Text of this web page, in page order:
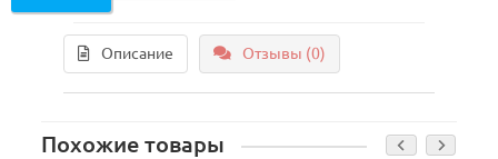
Описание Отзывы (0)
Похожие товары